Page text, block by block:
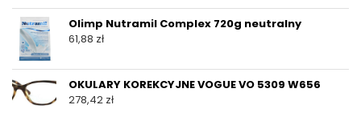
Olimp Nutramil Complex 720g neutralny
61,88 zł
OKULARY KOREKCYJNE VOGUE VO 5309 W656
278,42 zł